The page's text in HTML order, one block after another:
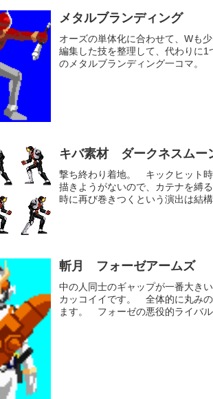
メタルブランディング
オーズの単体化に合わせて、Wも
編集した技を整理して、代わりに
のメタルブランディング一コマ。
キバ素材 ダークネスムー
撃ち終わり着地。 キックヒット
描きようがないので、カテナを縛
時に再び巻きつくという演出は結
斬月 フォーゼアームズ
中の人同士のギャップが一番大き
カッコイイです。 全体的に丸み
ます。 フォーゼの悪役的ライバ